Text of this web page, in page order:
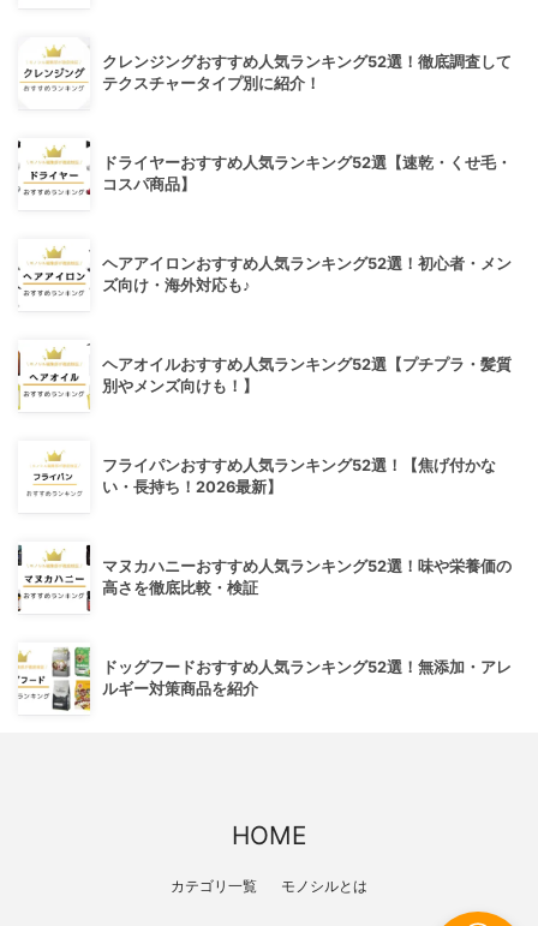
クレンジングおすすめ人気ランキング52選！徹底調査して
テクスチャータイプ別に紹介！
ドライヤーおすすめ人気ランキング52選【速乾・くせ毛・
コスパ商品】
ヘアアイロンおすすめ人気ランキング52選！初心者・メン
ズ向け・海外対応も♪
ヘアオイルおすすめ人気ランキング52選【プチプラ・髪質
別やメンズ向けも！】
フライパンおすすめ人気ランキング52選！【焦げ付かな
い・長持ち！2026最新】
マヌカハニーおすすめ人気ランキング52選！味や栄養価の
高さを徹底比較・検証
ドッグフードおすすめ人気ランキング52選！無添加・アレ
ルギー対策商品を紹介
HOME
カテゴリ一覧 モノシルとは